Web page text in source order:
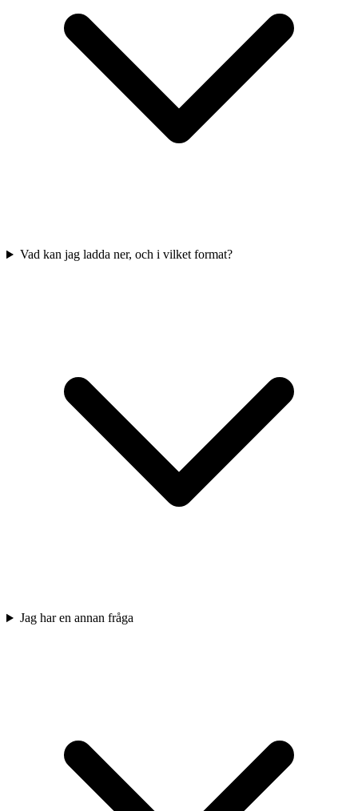
Vad kan jag ladda ner, och i vilket format?
Jag har en annan fråga